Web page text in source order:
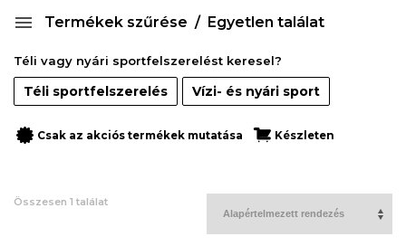
Termékek szűrése Egyetlen találat
Téli vagy nyári sportfelszerelést keresel?
Téli sportfelszerelés Vízi- és nyári sport
Csak az akciós termékek mutatása Készleten
Összesen 1 találat